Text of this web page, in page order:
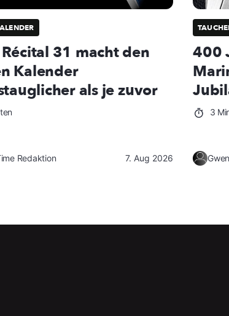
31 macht den
Kalender
als je zuvor
Redaktion 7. Aug 2026
400
3